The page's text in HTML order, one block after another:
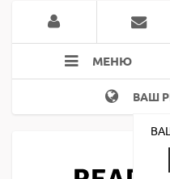
МЕНЮ
ВАШ